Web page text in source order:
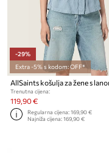
-29%
Extra -5% s kodom: OFF*
Trenutna cijena:
119,90 €
Regularna cijena:169,90 €
Najniža cijena:169,90 €